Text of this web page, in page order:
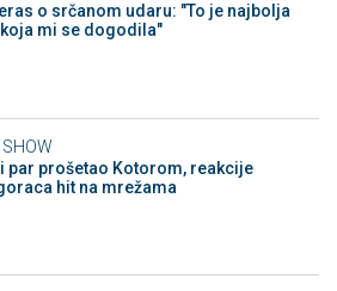
o srčanom udaru: "To je najbolja
mi se dogodila"
SHOW
par prošetao Kotorom, reakcije
hit na mrežama